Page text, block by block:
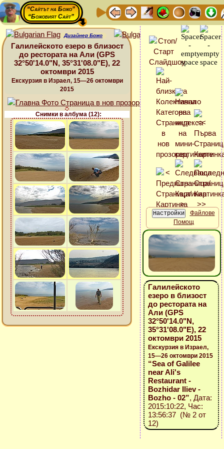
“Сайтът на Божо”
“Божовият Сайт”
Дизайнер Божо
Галилейското езеро в близост
до рестората на Али (GPS
32°50'14.0"N, 35°31'08.0"E), 22
октомври 2015
Екскурзия в Израел, 15—26 октомври
2015
Снимки в албума (12):
Файлове
Помощ
Галилейското
езеро в близост
до рестората на
Али (GPS
32°50'14.0"N,
35°31'08.0"E), 22
октомври 2015
Екскурзия в Израел,
15—26 октомври 2015
“Sea of Galilee
near Ali's
Restaurant -
Bozhidar Iliev -
Bozho - 02”, Дата:
2015:10:22, Час:
13:56:37 (№ 2 от
12)